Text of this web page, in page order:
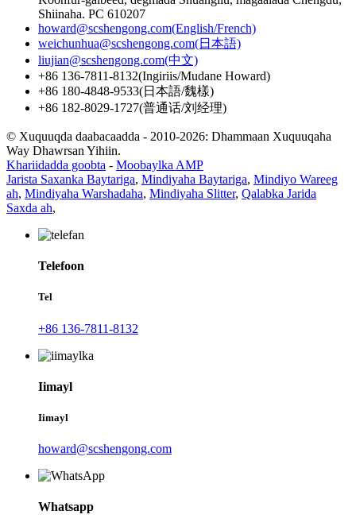
Shiinaha. PC 610207
howard@scshengong.com(English/French)
weichunhua@scshengong.com(日本語)
liujian@scshengong.com(中文)
+86 136-7811-8132(Ingiriis/Mudane Howard)
+86 180-4848-9533(日本語/魏樣)
+86 182-8029-1727(普通话/刘经理)
© Xuquuqda daabacaadda - 2010-2026: Dhammaan Xuquuqaha
Way Dhawrsan Yihiin.
Khariidadda goobta - Moobaylka AMP
Jarista Saxanka Baytariga, Mindiyaha Baytariga, Mindiyo Wareeg
ah, Mindiyaha Warshadaha, Mindiyaha Slitter, Qalabka Jarida
Saxda ah,
Telefoon
Tel
+86 136-7811-8132
Iimayl
Iimayl
howard@scshengong.com
Whatsapp